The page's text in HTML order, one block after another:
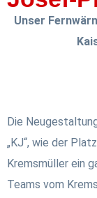
Unser
Die
„KJ“, wie der
Kremsmüller ein
Teams vom